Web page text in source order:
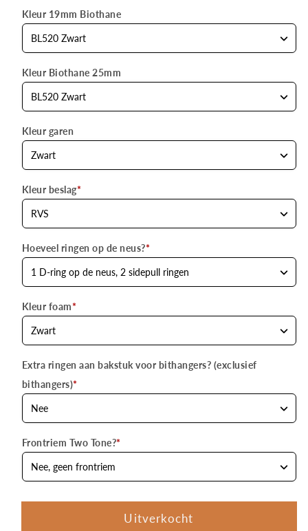
Kleur 19mm Biothane
Kleur Biothane 25mm
Kleur garen
Kleur beslag*
Hoeveel ringen op de neus?*
Kleur foam*
Extra ringen aan bakstuk voor bithangers? (exclusief
bithangers)*
Frontriem Two Tone?*
Uitverkocht